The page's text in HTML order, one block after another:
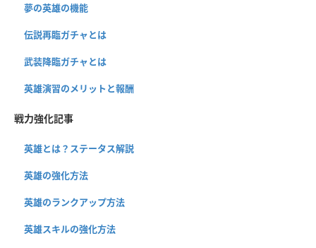
夢の英雄の機能
伝説再臨ガチャとは
武装降臨ガチャとは
英雄演習のメリットと報酬
戦力強化記事
英雄とは？ステータス解説
英雄の強化方法
英雄のランクアップ方法
英雄スキルの強化方法